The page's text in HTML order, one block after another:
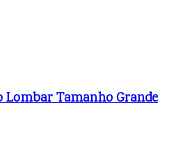
Lombar Tamanho Grande